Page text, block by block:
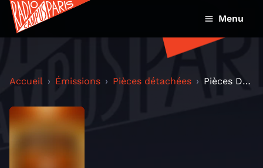
Menu
Accueil Émissions Pièces détachées Pièces Détachées : On lâche rien